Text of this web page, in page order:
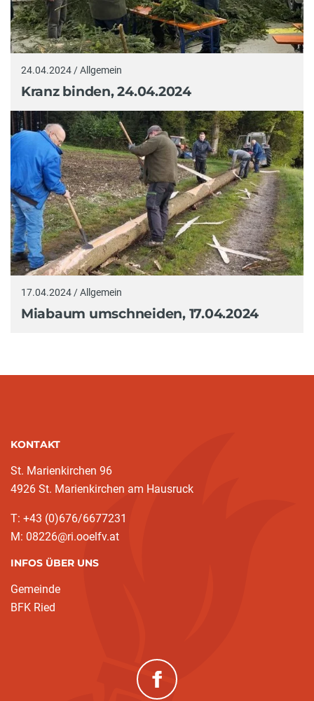
24.04.2024 / Allgemein
Kranz binden, 24.04.2024
17.04.2024 / Allgemein
Miabaum umschneiden, 17.04.2024
KONTAKT
St. Marienkirchen 96
4926 St. Marienkirchen am Hausruck
T: +43 (0)676/6677231
M: 08226@ri.ooelfv.at
INFOS ÜBER UNS
Gemeinde
BFK Ried
(neues Fenster)